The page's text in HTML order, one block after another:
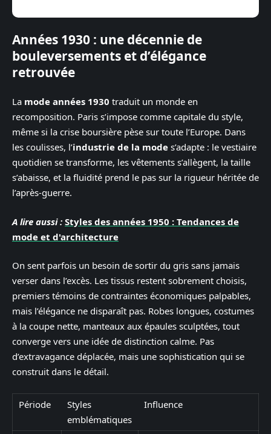
Années 1930 : une décennie de
bouleversements et d’élégance
retrouvée
La mode années 1930 traduit un monde en
recomposition. Paris s’impose comme capitale du style,
même si la crise boursière pèse sur toute l’Europe. Dans
les coulisses, l’industrie de la mode s’adapte : le vestiaire
quotidien se transforme, les vêtements s’allègent, la taille
s’abaisse, et la fluidité prend le pas sur la rigueur héritée de
l’après-guerre.
A lire aussi : Styles des années 1950 : Tendances de
mode et d'architecture
On sent parfois un besoin de sortir du gris sans jamais
verser dans l’excès. Les tissus restent sobrement choisis,
premiers témoins de contraintes économiques palpables,
mais l’élégance ne disparaît pas. Robes longues, costumes
à la coupe nette, manteaux aux épaules sculptées, tout
converge vers une idée de distinction calme. Pas
d’extravagance déplacée, mais une sophistication qui se
construit dans le détail.
Période
Styles
emblématiques
Influence